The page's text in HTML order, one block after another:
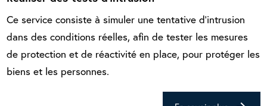
Ce service consiste à simuler une tentative d'intrusion
dans des conditions réelles, afin de tester les mesures
de protection et de réactivité en place, pour protéger les
biens et les personnes.